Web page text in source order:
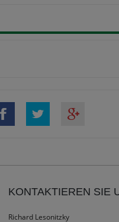
KONTAKTIEREN SIE
Richard Lesonitzky